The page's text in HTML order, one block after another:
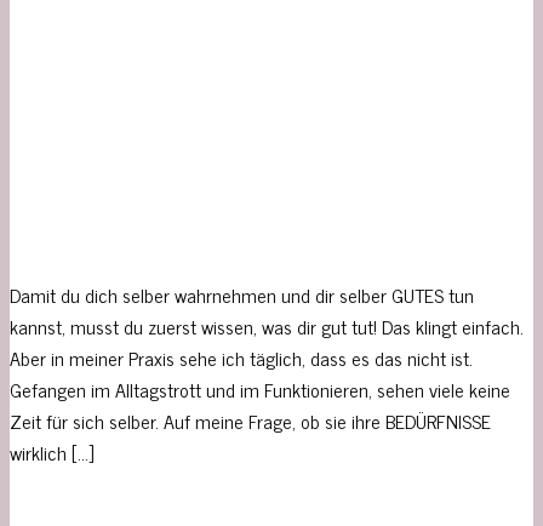
Damit du dich selber wahrnehmen und dir selber GUTES tun
kannst, musst du zuerst wissen, was dir gut tut! Das klingt einfach.
Aber in meiner Praxis sehe ich täglich, dass es das nicht ist.
Gefangen im Alltagstrott und im Funktionieren, sehen viele keine
Zeit für sich selber. Auf meine Frage, ob sie ihre BEDÜRFNISSE
wirklich […]